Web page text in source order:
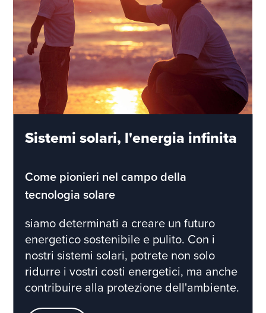
Sistemi solari, l'energia infinita
Come pionieri nel campo della
tecnologia solare
siamo determinati a creare un futuro
energetico sostenibile e pulito. Con i
nostri sistemi solari, potrete non solo
ridurre i vostri costi energetici, ma anche
contribuire alla protezione dell'ambiente.